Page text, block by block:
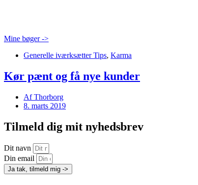
Mine bøger ->
Generelle iværksætter Tips, Karma
Kør pænt og få nye kunder
AfThorborg
8. marts 2019
Tilmeld dig mit nyhedsbrev
Dit navn
Din email
Ja tak, tilmeld mig ->